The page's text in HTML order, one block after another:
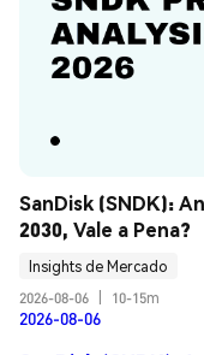
SanDisk (SNDK):
2030, Vale a Pena?
Insights de Mercado
2026-08-06
10-15m
2026-08-06